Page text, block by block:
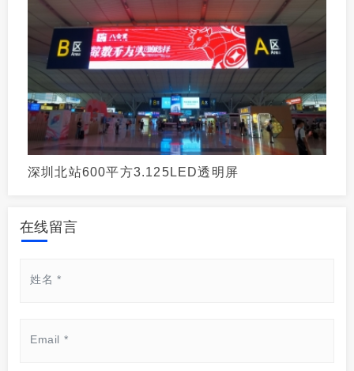
深圳北站600平方3.125LED透明屏
在线留言